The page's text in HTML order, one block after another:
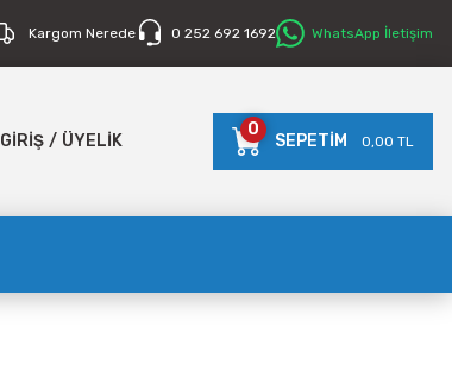
Kargom Nerede 0 252 692 1692 WhatsApp İletişim
GİRİŞ / ÜYELİK SEPETİM 0,00 TL
0